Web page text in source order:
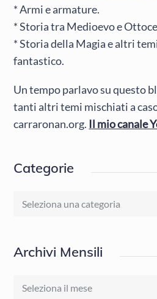
* Armi e armature.
* Storia tra Medioevo e
* Storia della Magia e altri
fantastico.
Un tempo parlavo su questo
tanti altri temi mischiati a
carraronan.org. Il mio canale
Categorie
Categorie
Archivi Mensili
Archivi